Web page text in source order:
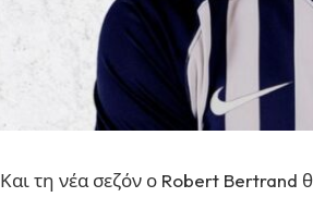
Και τη νέα σεζόν ο Robert